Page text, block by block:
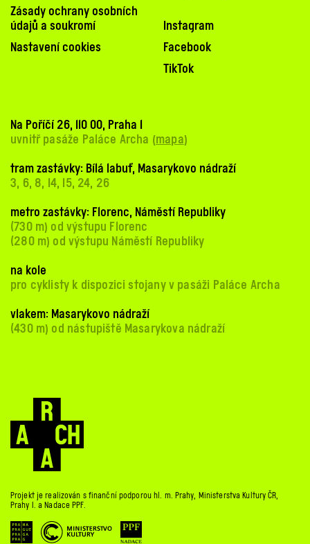
Zásady ochrany osobních
údajů a soukromí
Nastavení cookies
Instagram
Facebook
TikTok
Na Poříčí 26, 110 00, Praha 1
uvnitř pasáže Paláce Archa (mapa)
tram zastávky: Bílá labuť, Masarykovo nádraží
3, 6, 8, 14, 15, 24, 26
metro zastávky: Florenc, Náměstí Republiky
(730 m) od výstupu Florenc
(280 m) od výstupu Náměstí Republiky
na kole
pro cyklisty k dispozici stojany v pasáži Paláce Archa
vlakem: Masarykovo nádraží
(430 m) od nástupiště Masarykova nádraží
Projekt je realizován s finanční podporou hl. m. Prahy, Ministerstva Kultury ČR,
Prahy 1. a Nadace PPF.